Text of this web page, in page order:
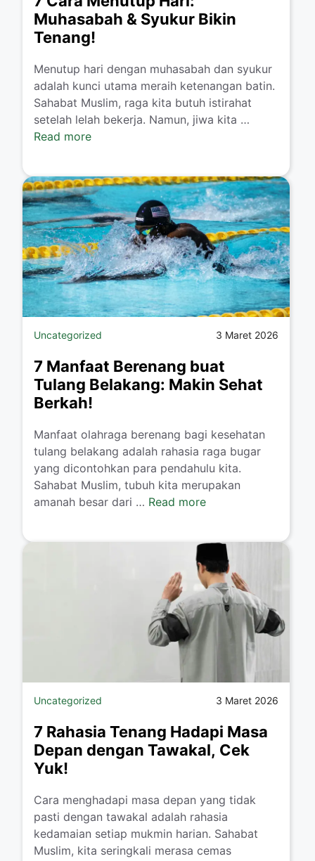
Muhasabah & Syukur Bikin
Tenang!
Menutup hari dengan muhasabah dan syukur
adalah kunci utama meraih ketenangan batin.
Sahabat Muslim, raga kita butuh istirahat
setelah lelah bekerja. Namun, jiwa kita …
Read more
Uncategorized 3 Maret 2026
7 Manfaat Berenang buat
Tulang Belakang: Makin Sehat
Berkah!
Manfaat olahraga berenang bagi kesehatan
tulang belakang adalah rahasia raga bugar
yang dicontohkan para pendahulu kita.
Sahabat Muslim, tubuh kita merupakan
amanah besar dari … Read more
Uncategorized 3 Maret 2026
7 Rahasia Tenang Hadapi Masa
Depan dengan Tawakal, Cek
Yuk!
Cara menghadapi masa depan yang tidak
pasti dengan tawakal adalah rahasia
kedamaian setiap mukmin harian. Sahabat
Muslim, kita seringkali merasa cemas